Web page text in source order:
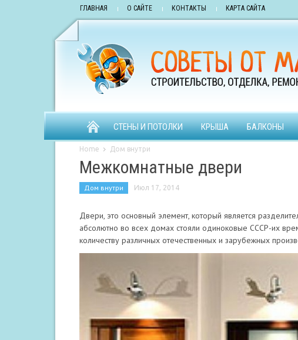
ГЛАВНАЯ О САЙТЕ КОНТАКТЫ КАРТА САЙТА
СТЕНЫ И ПОТОЛКИ КРЫША БАЛКОНЫ
Home Дом внутри
Межкомнатные двери
Дом внутри Июл 17, 2014
Двери, это основный элемент, который является
абсолютно во всех домах стояли одиноковые СССР-их
количеству различных отечественных и зарубежных